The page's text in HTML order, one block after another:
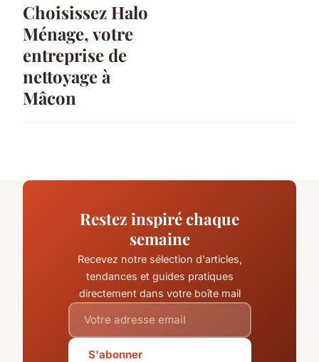
Choisissez Halo
Ménage, votre
entreprise de
nettoyage à
Mâcon
Restez inspiré chaque
semaine
Recevez notre sélection d'articles,
tendances et guides pratiques
directement dans votre boîte mail
S'abonner